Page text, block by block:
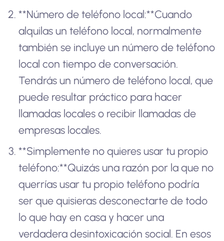
**Número de teléfono local:**Cuando
alquilas un teléfono local, normalmente
también se incluye un número de teléfono
local con tiempo de conversación.
Tendrás un número de teléfono local, que
puede resultar práctico para hacer
llamadas locales o recibir llamadas de
empresas locales.
**Simplemente no quieres usar tu propio
teléfono:**Quizás una razón por la que no
querrías usar tu propio teléfono podría
ser que quisieras desconectarte de todo
lo que hay en casa y hacer una
verdadera desintoxicación social. En esos